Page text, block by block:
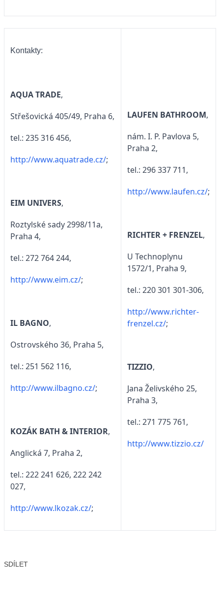
Kontakty:
AQUA TRADE,
Střešovická 405/49, Praha 6,
tel.: 235 316 456,
http://www.aquatrade.cz/;
EIM UNIVERS,
Roztylské sady 2998/11a,
Praha 4,
tel.: 272 764 244,
http://www.eim.cz/;
IL BAGNO,
Ostrovského 36, Praha 5,
tel.: 251 562 116,
http://www.ilbagno.cz/;
KOZÁK BATH & INTERIOR,
Anglická 7, Praha 2,
tel.: 222 241 626, 222 242
027,
http://www.lkozak.cz/;
LAUFEN BATHROOM,
nám. I. P. Pavlova 5,
Praha 2,
tel.: 296 337 711,
http://www.laufen.cz/;
RICHTER + FRENZEL,
U Technoplynu
1572/1, Praha 9,
tel.: 220 301 301-306,
http://www.richter-
frenzel.cz/;
TIZZIO,
Jana Želivského 25,
Praha 3,
tel.: 271 775 761,
http://www.tizzio.cz/
SDÍLET